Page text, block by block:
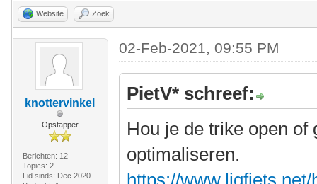
Website Zoek
knottervinkel
Opstapper
Berichten: 12
Topics: 2
Lid sinds: Dec 2020
02-Feb-2021, 09:55 PM
PietV* schreef:
Hou je de trike open of
optimaliseren.
https://